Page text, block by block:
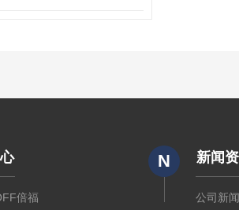
倍福
N 新闻
公司新